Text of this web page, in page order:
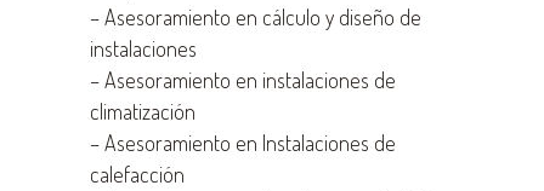
–Asesoramiento en cálculo y diseño de
instalaciones
–Asesoramiento en instalaciones de
climatización
–Asesoramiento en Instalaciones de
calefacción